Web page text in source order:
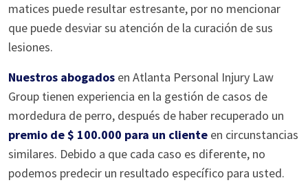
matices puede resultar estresante, por no mencionar
que puede desviar su atención de la curación de sus
lesiones.
Nuestros abogados en Atlanta Personal Injury Law
Group tienen experiencia en la gestión de casos de
mordedura de perro, después de haber recuperado un
premio de $ 100.000 para un cliente en circunstancias
similares. Debido a que cada caso es diferente, no
podemos predecir un resultado específico para usted.